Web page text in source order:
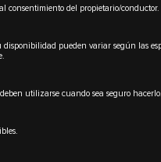
consentimiento del propietario/conductor.
disponibilidad pueden variar según las
deben utilizarse cuando sea seguro